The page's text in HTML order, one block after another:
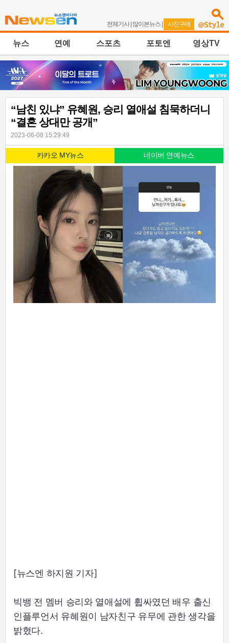
전체기사| 많이본뉴스 | 사진구매
뉴스 연예 스포츠 포토엔 영상TV
“남친 있냐” 유혜원, 승리 열애설 침묵하더니
“결혼 상대만 공개”
2023-06-08 15:29:49
카카오 MY뉴스 네이버 연예뉴스
[뉴스엔 하지원 기자]
빅뱅 전 멤버 승리와 열애설에 휩싸였던 배우 출신
인플루언서 유혜원이 남자친구 유무에 관한 생각을
밝혔다.